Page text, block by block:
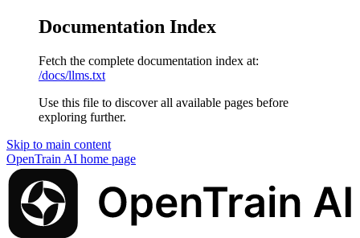
Documentation Index
Fetch the complete documentation index at:
/docs/llms.txt
Use this file to discover all available pages before
exploring further.
Skip to main content
OpenTrain AI home page